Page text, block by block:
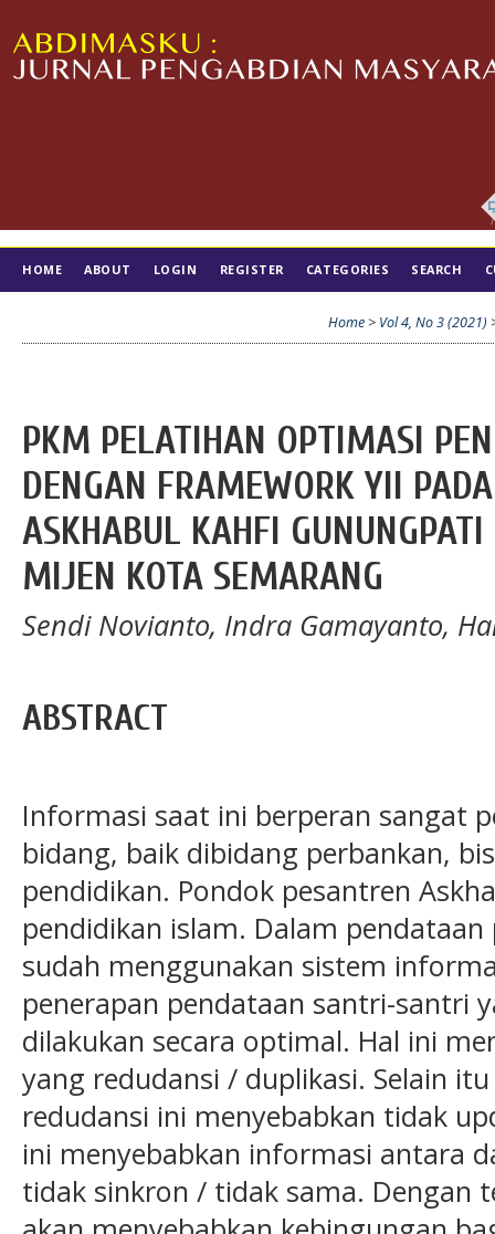
HOME ABOUT LOGIN REGISTER CATEGORIES SEARCH
Home > Vol 4, No 3 (2021)
PKM PELATIHAN OPTIMASI
DENGAN FRAMEWORK YII
ASKHABUL KAHFI
MIJEN KOTA SEMARANG
Sendi Novianto, Indra Gamayanto,
ABSTRACT
Informasi saat ini berperan sangat
bidang, baik dibidang perbankan,
pendidikan. Pondok pesantren
pendidikan islam. Dalam
sudah menggunakan sistem
penerapan pendataan santri-santri
dilakukan secara optimal. Hal ini
yang redudansi / duplikasi. Selain
redudansi ini menyebabkan tidak
ini menyebabkan informasi antara
tidak sinkron / tidak sama. Dengan